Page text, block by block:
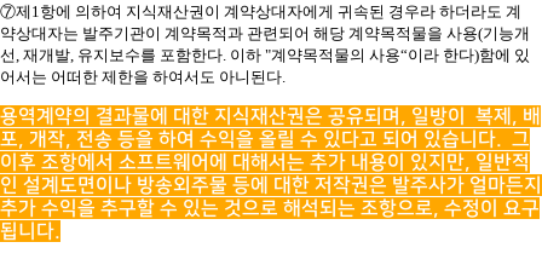
⑦제 1항에 의하여 지식재산권이 계약상대자에게 귀속된 경우라 하더라도 계
약상대자는 발주기관이 계약목적과 관련되어 해당 계약목적물을 사용(기능개
선, 재개발, 유지보수를 포함한다. 이하 "계약목적물의 사용“이라 한다)함에 있
어서는 어떠한 제한을 하여서도 아니된다.
용역계약의 결과물에 대한 지식재산권은 공유되며, 일방이 복제, 배
포, 개작, 전송 등을 하여 수익을 올릴 수 있다고 되어 있습니다. 그
이후 조항에서 소프트웨어에 대해서는 추가 내용이 있지만, 일반적
인 설계도면이나 방송외주물 등에 대한 저작권은 발주사가 얼마든지
추가 수익을 추구할 수 있는 것으로 해석되는 조항으로, 수정이 요구
됩니다.